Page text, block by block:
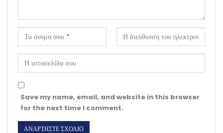
Save my name, email, and website in this browser
for the next time I comment.